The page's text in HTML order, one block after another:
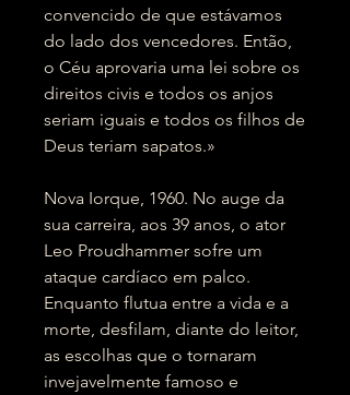
convencido de que estávamos
do lado dos vencedores. Então,
o Céu aprovaria uma lei sobre os
direitos civis e todos os anjos
seriam iguais e todos os filhos de
Deus teriam sapatos.»
Nova Iorque, 1960. No auge da
sua carreira, aos 39 anos, o ator
Leo Proudhammer sofre um
ataque cardíaco em palco.
Enquanto flutua entre a vida e a
morte, desfilam, diante do leitor,
as escolhas que o tornaram
invejavelmente famoso e